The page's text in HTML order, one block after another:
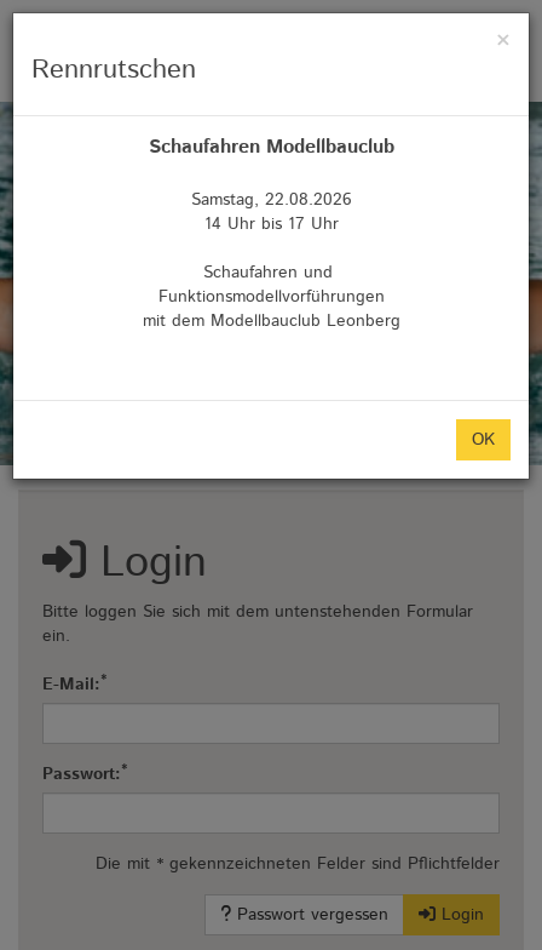
Login
Bitte loggen Sie sich mit dem untenstehenden Formular
ein.
E-Mail:*
Passwort:*
Die mit * gekennzeichneten Felder sind Pflichtfelder
Passwort vergessen Login
×
Rennrutschen
Schaufahren Modellbauclub
Samstag, 22.08.2026
14 Uhr bis 17 Uhr
Schaufahren und
Funktionsmodellvorführungen
mit dem Modellbauclub Leonberg
OK